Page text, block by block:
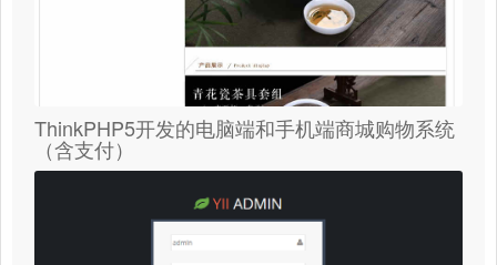
ThinkPHP5开发的电脑端和手机端商城购物系统
（含支付）